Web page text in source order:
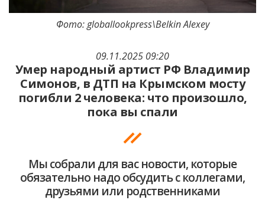
09.11.2025 09:20
Умер народный артист РФ Владимир
Симонов, в ДТП на Крымском мосту
погибли 2 человека: что произошло,
пока вы спали
Мы собрали для вас новости, которые
обязательно надо обсудить с коллегами,
друзьями или родственниками
Фото: globallookpress\Belkin Alexey